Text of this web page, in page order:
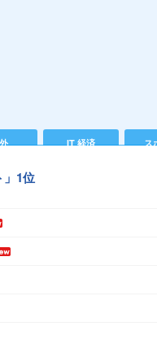
IT 経済 ス
」1位